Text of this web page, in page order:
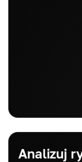
Analizuj